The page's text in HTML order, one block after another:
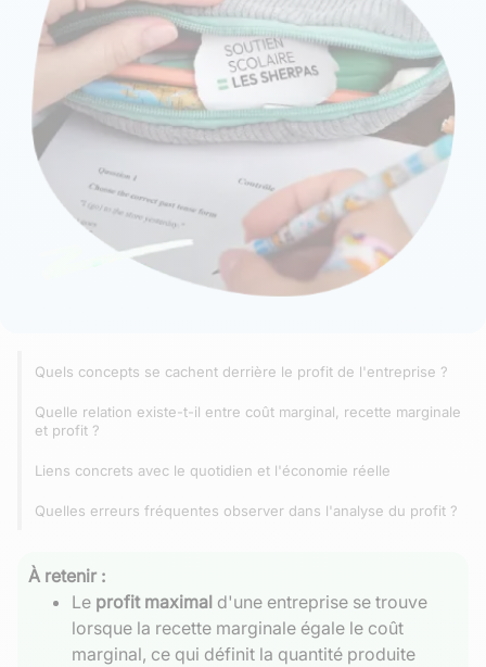
Quels concepts se cachent derrière le profit de l'entreprise ?
Quelle relation existe-t-il entre coût marginal, recette marginale
et profit ?
Liens concrets avec le quotidien et l'économie réelle
Quelles erreurs fréquentes observer dans l'analyse du profit ?
À retenir :
Le profit maximal d'une entreprise se trouve
lorsque la recette marginale égale le coût
marginal, ce qui définit la quantité produite